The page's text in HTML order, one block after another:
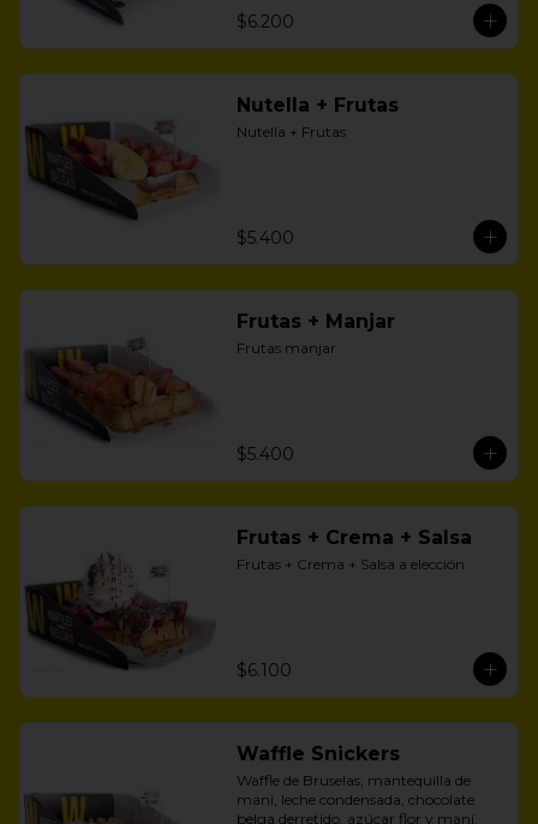
$6.200
Nutella + Frutas
Nutella + Frutas
$5.400
Frutas + Manjar
Frutas manjar
$5.400
Frutas + Crema + Salsa
Frutas + Crema + Salsa a elección
$6.100
Waffle Snickers
Waffle de Bruselas, mantequilla de
maní, leche condensada, chocolate
belga derretido, azúcar flor y maní.